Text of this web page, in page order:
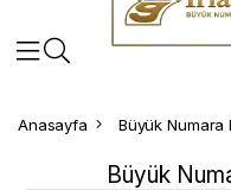
Anasayfa Büyük Numara
Büyük